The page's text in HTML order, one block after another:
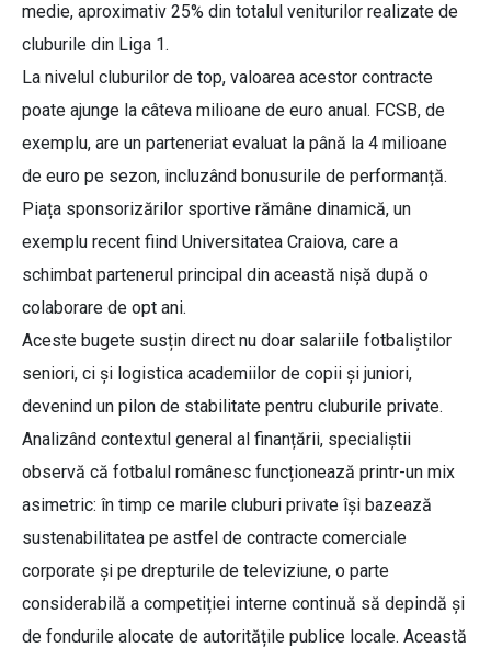
medie, aproximativ 25% din totalul veniturilor realizate de
cluburile din Liga 1.
La nivelul cluburilor de top, valoarea acestor contracte
poate ajunge la câteva milioane de euro anual. FCSB, de
exemplu, are un parteneriat evaluat la până la 4 milioane
de euro pe sezon, incluzând bonusurile de performanță.
Piața sponsorizărilor sportive rămâne dinamică, un
exemplu recent fiind Universitatea Craiova, care a
schimbat partenerul principal din această nișă după o
colaborare de opt ani.
Aceste bugete susțin direct nu doar salariile fotbaliștilor
seniori, ci și logistica academiilor de copii și juniori,
devenind un pilon de stabilitate pentru cluburile private.
Analizând contextul general al finanțării, specialiștii
observă că fotbalul românesc funcționează printr-un mix
asimetric: în timp ce marile cluburi private își bazează
sustenabilitatea pe astfel de contracte comerciale
corporate și pe drepturile de televiziune, o parte
considerabilă a competiției interne continuă să depindă și
de fondurile alocate de autoritățile publice locale. Această